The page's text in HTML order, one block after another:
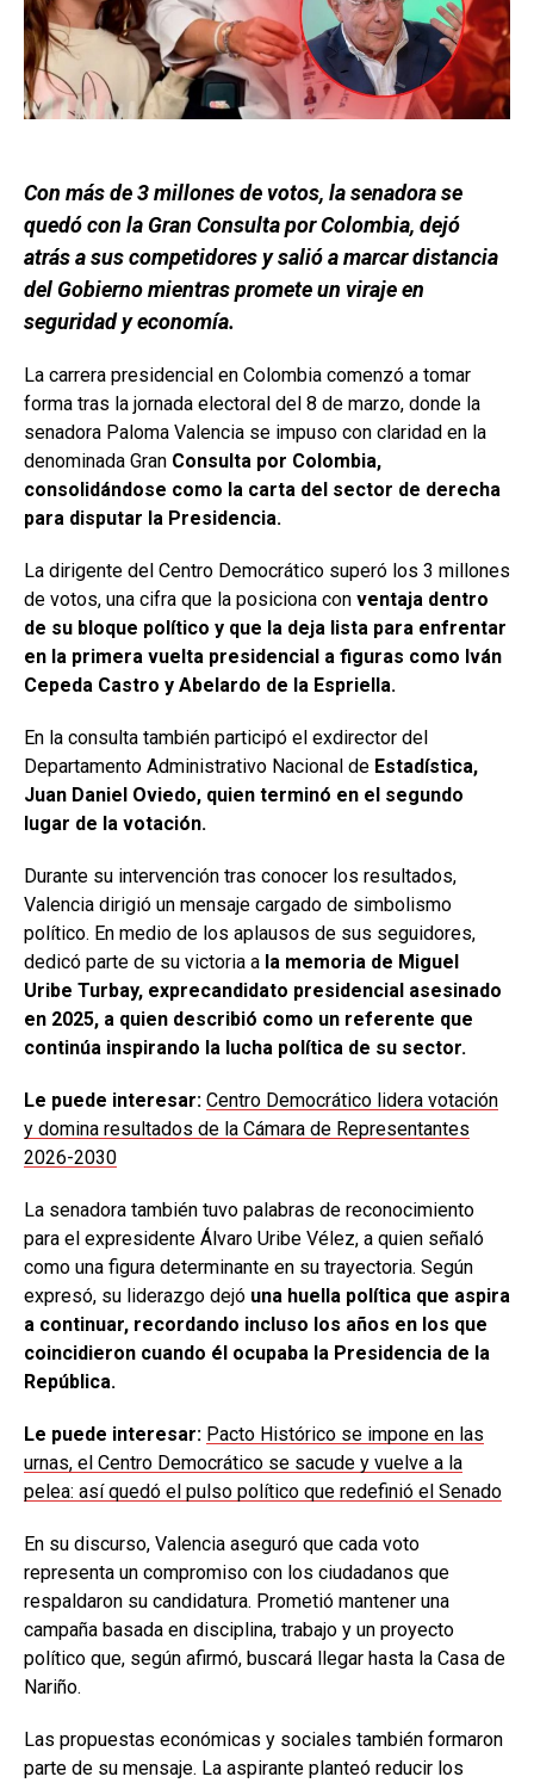
Con más de 3 millones de votos, la senadora se
quedó con la Gran Consulta por Colombia, dejó
atrás a sus competidores y salió a marcar distancia
del Gobierno mientras promete un viraje en
seguridad y economía.
La carrera presidencial en Colombia comenzó a tomar
forma tras la jornada electoral del 8 de marzo, donde la
senadora Paloma Valencia se impuso con claridad en la
denominada Gran Consulta por Colombia,
consolidándose como la carta del sector de derecha
para disputar la Presidencia.
La dirigente del Centro Democrático superó los 3 millones
de votos, una cifra que la posiciona con ventaja dentro
de su bloque político y que la deja lista para enfrentar
en la primera vuelta presidencial a figuras como Iván
Cepeda Castro y Abelardo de la Espriella.
En la consulta también participó el exdirector del
Departamento Administrativo Nacional de Estadística,
Juan Daniel Oviedo, quien terminó en el segundo
lugar de la votación.
Durante su intervención tras conocer los resultados,
Valencia dirigió un mensaje cargado de simbolismo
político. En medio de los aplausos de sus seguidores,
dedicó parte de su victoria a la memoria de Miguel
Uribe Turbay, exprecandidato presidencial asesinado
en 2025, a quien describió como un referente que
continúa inspirando la lucha política de su sector.
Le puede interesar: Centro Democrático lidera votación
y domina resultados de la Cámara de Representantes
2026-2030
La senadora también tuvo palabras de reconocimiento
para el expresidente Álvaro Uribe Vélez, a quien señaló
como una figura determinante en su trayectoria. Según
expresó, su liderazgo dejó una huella política que aspira
a continuar, recordando incluso los años en los que
coincidieron cuando él ocupaba la Presidencia de la
República.
Le puede interesar: Pacto Histórico se impone en las
urnas, el Centro Democrático se sacude y vuelve a la
pelea: así quedó el pulso político que redefinió el Senado
En su discurso, Valencia aseguró que cada voto
representa un compromiso con los ciudadanos que
respaldaron su candidatura. Prometió mantener una
campaña basada en disciplina, trabajo y un proyecto
político que, según afirmó, buscará llegar hasta la Casa de
Nariño.
Las propuestas económicas y sociales también formaron
parte de su mensaje. La aspirante planteó reducir los